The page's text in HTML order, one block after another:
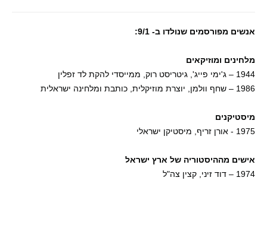
אנשים מפורסמים שנולדו ב- 9/1:
מלחינים ומוזיקאים
1944 – ג'ימי פייג', גיטריסט רוק, ממייסדי להקת לד זפלין
1986 – שחף וולמן, יוצרת מוזיקלית, כותבת ומלחינה ישראלית
מיסטיקנים
1975 - אורן זריף, מיסטיקן ישראלי
אישים מההיסטוריה של ארץ ישראל
1974 – דוד זיני, קצין צה"ל